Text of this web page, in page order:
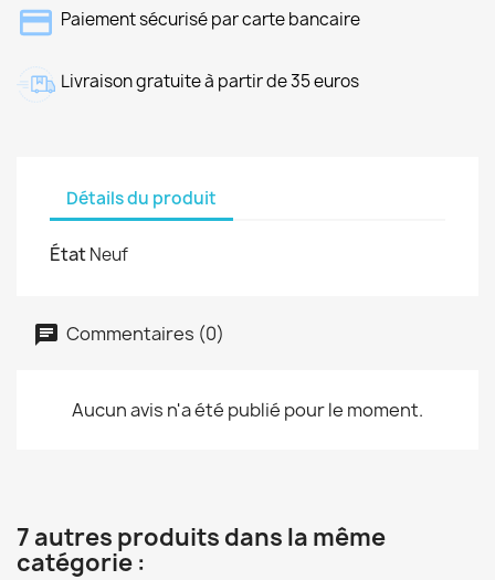
Paiement sécurisé par carte bancaire
Livraison gratuite à partir de 35 euros
Détails du produit
ÉtatNeuf
Commentaires (0)
Aucun avis n'a été publié pour le moment.
7 autres produits dans la même
catégorie :